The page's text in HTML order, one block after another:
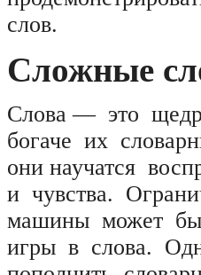
слов.
Сложные
Слова — это
богаче их
они научатся
и чувства.
машины может
игры в слова.